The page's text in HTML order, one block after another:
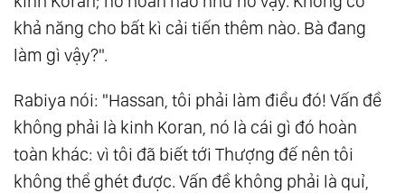
khả năng cho bất kì cải tiến thêm nào. Bà đang
làm gì vậy?".
Rabiya nói: "Hassan, tôi phải làm điều đó! Vấn đề
không phải là kinh Koran, nó là cái gì đó hoàn
toàn khác: vì tôi đã biết tới Thượng đế nên tôi
không thể ghét được. Vấn đề không phải là quỉ,